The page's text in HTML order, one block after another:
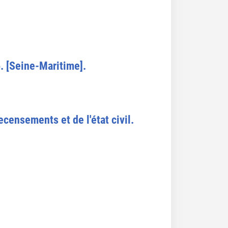
[Seine-Maritime].
et de l'état civil.